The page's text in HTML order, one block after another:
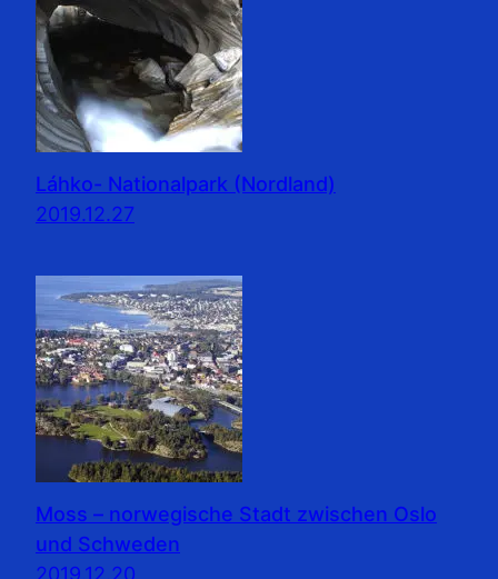
Láhko- Nationalpark (Nordland)
2019.12.27
Moss – norwegische Stadt zwischen Oslo
und Schweden